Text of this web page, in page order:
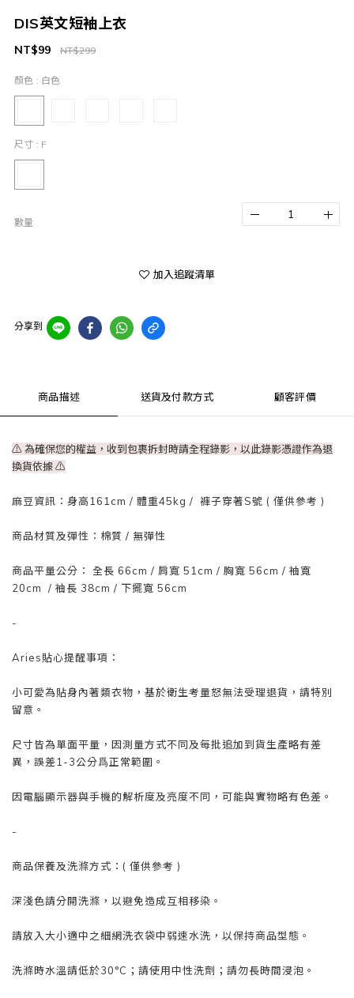
DIS英文短袖上衣
NT$299
NT$99
顏色 : 白色
尺寸 : F
數量
加入追蹤清單
分享到
商品描述 送貨及付款方式 顧客評價
⚠ 為確保您的權益，收到包裹拆封時請全程錄影，以此錄影憑證作為退
換貨依據⚠
麻豆資訊：身高161cm / 體重45kg / 褲子穿著S號 ( 僅供參考 )
商品材質及彈性：棉質 / 無彈性
商品平量公分： 全長 66cm / 肩寬 51cm / 胸寬 56cm / 袖寬
20cm / 袖長 38cm / 下擺寬 56cm
-
Aries貼心提醒事項：
小可愛為貼身內著類衣物，基於衛生考量怒無法受理退貨，請特別
留意。
尺寸皆為單面平量，因測量方式不同及每批追加到貨生產略有差
異，誤差1-3公分爲正常範圍。
因電腦顯示器與手機的解析度及亮度不同，可能與實物略有色差。
-
商品保養及洗滌方式：( 僅供參考 )
深淺色請分開洗滌，以避免造成互相移染。
請放入大小適中之細網洗衣袋中弱速水洗，以保持商品型態。
洗滌時水溫請低於30°C；請使用中性洗劑；請勿長時間浸泡。